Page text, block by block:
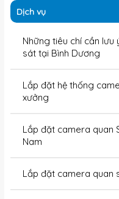
Dịch vụ
Những tiêu chí cần
sát tại Bình Dương
Lắp đặt hệ thống
xưởng
Lắp đặt camera quan
Nam
Lắp đặt camera quan